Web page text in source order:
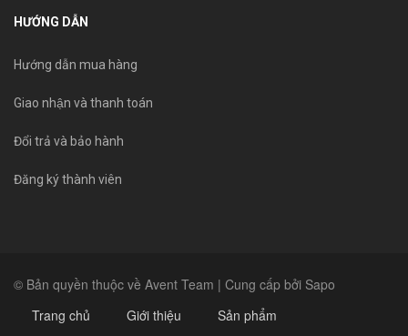
HƯỚNG DẪN
Hướng dẫn mua hàng
Giao nhận và thanh toán
Đổi trả và bảo hành
Đăng ký thành viên
© Bản quyền thuộc về Avent Team | Cung cấp bởi Sapo
Trang chủ
Giới thiệu Sản phẩm